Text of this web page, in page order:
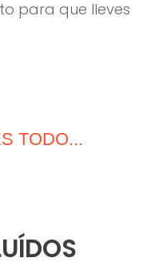
para que lleves
TODO...